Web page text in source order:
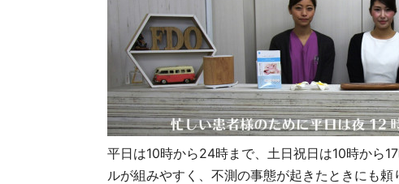
平日は10時から24時まで、土日祝日は10時から
ルが組みやすく、不測の事態が起きたときにも頼